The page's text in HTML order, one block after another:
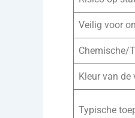
Veilig voor
Chemische/
Kleur van de
Typische